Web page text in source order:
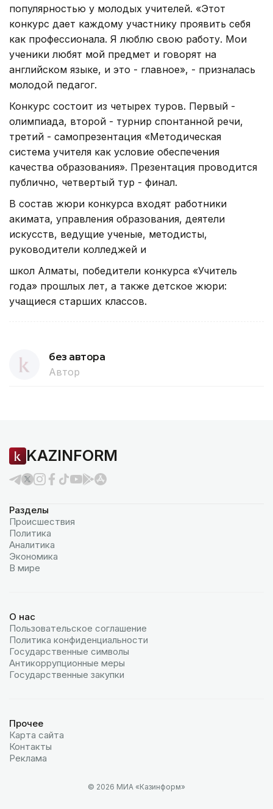
популярностью у молодых учителей. «Этот
конкурс дает каждому участнику проявить себя
как профессионала. Я люблю свою работу. Мои
ученики любят мой предмет и говорят на
английском языке, и это - главное», - призналась
молодой педагог.
Конкурс состоит из четырех туров. Первый -
олимпиада, второй - турнир спонтанной речи,
третий - самопрезентация «Методическая
система учителя как условие обеспечения
качества образования». Презентация проводится
публично, четвертый тур - финал.
В состав жюри конкурса входят работники
акимата, управления образования, деятели
искусств, ведущие ученые, методисты,
руководители колледжей и
школ Алматы, победители конкурса «Учитель
года» прошлых лет, а также детское жюри:
учащиеся старших классов.
без автора
Автор
KAZINFORM
Разделы
Происшествия
Политика
Аналитика
Экономика
В мире
О нас
Пользовательское соглашение
Политика конфиденциальности
Государственные символы
Антикоррупционные меры
Государственные закупки
Прочее
Карта сайта
Контакты
Реклама
© 2026 МИА «Казинформ»